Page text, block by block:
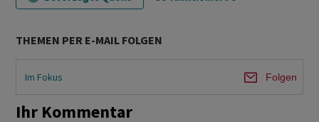
THEMEN PER E-MAIL FOLGEN
Im Fokus Folgen
Ihr Kommentar